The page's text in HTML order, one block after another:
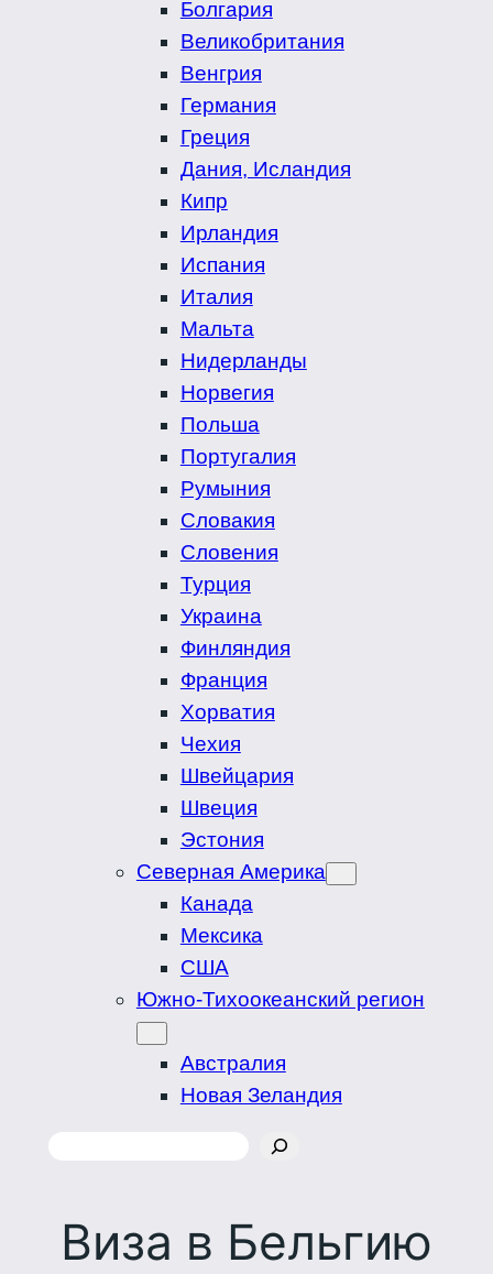
Болгария
Великобритания
Венгрия
Германия
Греция
Дания, Исландия
Кипр
Ирландия
Испания
Италия
Мальта
Нидерланды
Норвегия
Польша
Португалия
Румыния
Словакия
Словения
Турция
Украина
Финляндия
Франция
Хорватия
Чехия
Швейцария
Швеция
Эстония
Северная Америка
Канада
Мексика
США
Южно-Тихоокеанский регион
Австралия
Новая Зеландия
Виза в Бельгию